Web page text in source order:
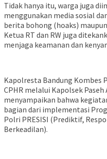
Tidak hanya itu, warga juga
menggunakan media sosial
berita bohong (hoaks)
Ketua RT dan RW juga
menjaga keamanan dan
Kapolresta Bandung Kombes
CPHR melalui Kapolsek Paseh
menyampaikan bahwa
bagian dari implementasi
Polri PRESISI (Prediktif,
Berkeadilan).